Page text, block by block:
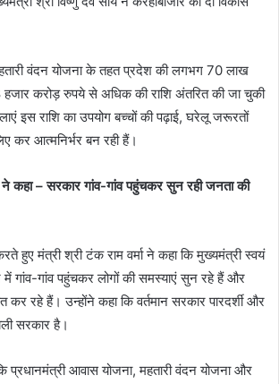
वंदन योजना के तहत प्रदेश की लगभग 70 लाख
करोड़ रुपये से अधिक की राशि अंतरित की जा चुकी
इस राशि का उपयोग बच्चों की पढ़ाई, घरेलू जरूरतों
कर आत्मनिर्भर बन रही हैं।
ने कहा – सरकार गांव-गांव पहुंचकर सुन रही जनता की
हुए मंत्री श्री टंक राम वर्मा ने कहा कि मुख्यमंत्री स्वयं
में गांव-गांव पहुंचकर लोगों की समस्याएं सुन रहे हैं और
कर रहे हैं। उन्होंने कहा कि वर्तमान सरकार पारदर्शी और
सरकार है।
प्रधानमंत्री आवास योजना, महतारी वंदन योजना और